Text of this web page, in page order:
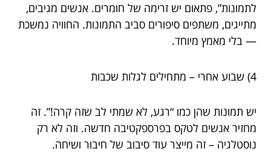
לתמונות”, פתאום יש זרימה של חומרים. אנשים מגיבים,
מתייגים, משתפים סיפורים סביב התמונות. החוויה נמשכת
— בלי מאמץ מיוחד.
4) שבוע אחרי – מתחילים לגלות שכבות
יש תמונות שהן כמו “רגע, לא שמתי לב שזה קרה!”. זה
מחזיר אנשים לטקס בפרספקטיבה חדשה. וזה לא רק
נוסטלגיה – זה מייצר עוד סיבוב של חיבור ושיחה.